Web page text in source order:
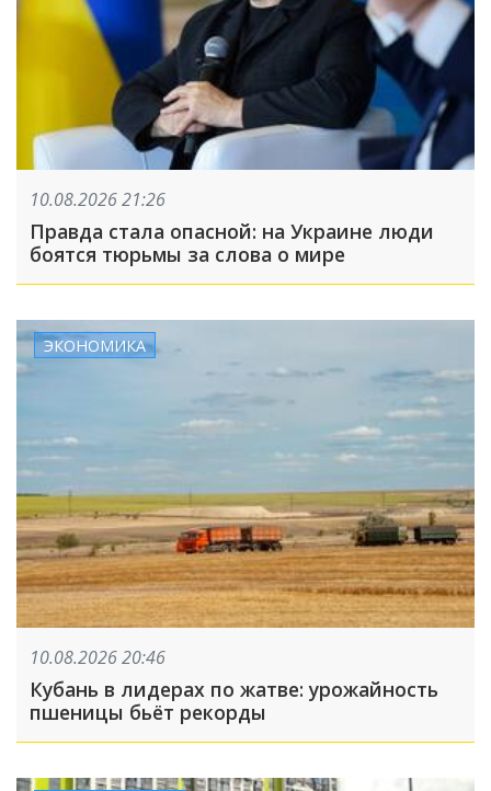
10.08.2026 21:26
Правда стала опасной: на Украине люди
боятся тюрьмы за слова о мире
ЭКОНОМИКА
10.08.2026 20:46
Кубань в лидерах по жатве: урожайность
пшеницы бьёт рекорды